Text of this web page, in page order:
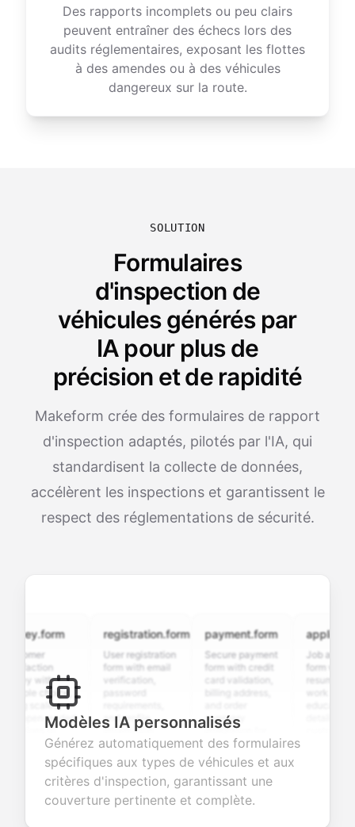
Des rapports incomplets ou peu clairs
peuvent entraîner des échecs lors des
audits réglementaires, exposant les flottes
à des amendes ou à des véhicules
dangereux sur la route.
SOLUTION
Formulaires
d'inspection de
véhicules générés par
IA pour plus de
précision et de rapidité
Makeform crée des formulaires de rapport
d'inspection adaptés, pilotés par l'IA, qui
standardisent la collecte de données,
accélèrent les inspections et garantissent le
respect des réglementations de sécurité.
with
choice,
ended
valuable
products or
registration.form
User registration
form with email
verification,
and profile
information
fields for
seamless
account
creation.
payment.form
Secure payment
form with credit
card validation,
summary
integration for
smooth e-
commerce
transactions.
Job application
form with
resume upload,
screening
efficient
Modèles IA personnalisés
Générez automatiquement des formulaires
spécifiques aux types de véhicules et aux
critères d'inspection, garantissant une
couverture pertinente et complète.